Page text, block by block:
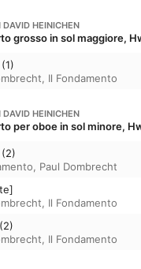
HEINICHEN
grosso in sol maggiore,
, Il Fondamento
HEINICHEN
per oboe in sol minore,
, Paul Dombrecht
, Il Fondamento
, Il Fondamento